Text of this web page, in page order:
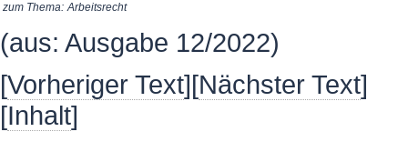
zum Thema: Arbeitsrecht
(aus: Ausgabe 12/2022)
[Vorheriger Text][Nächster Text]
[Inhalt]